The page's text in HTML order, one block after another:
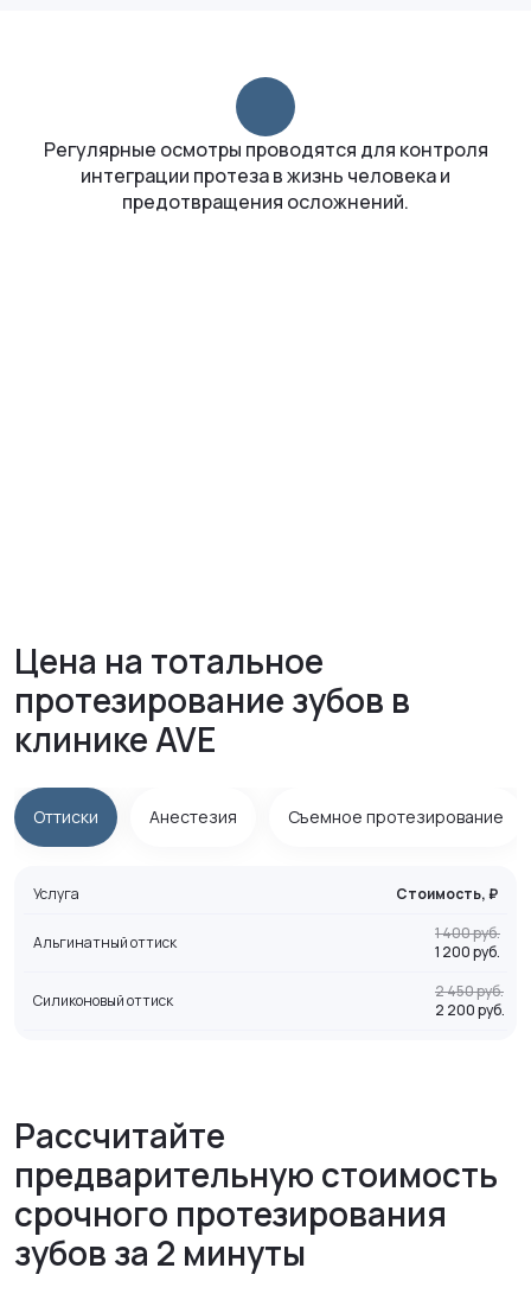
Регулярные осмотры проводятся для контроля
интеграции протеза в жизнь человека и
предотвращения осложнений.
Цена на тотальное
протезирование зубов в
клинике AVE
Оттиски Анестезия Съемное протезирование
Услуга Стоимость, ₽
Альгинатный оттиск
1 400 руб.
1 200 руб.
Силиконовый оттиск
2 450 руб.
2 200 руб.
Рассчитайте
предварительную стоимость
срочного протезирования
зубов за 2 минуты